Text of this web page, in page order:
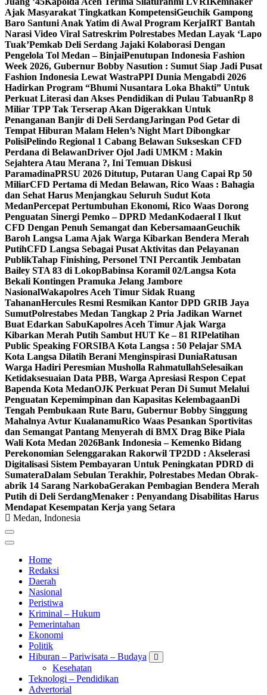
Ajak Masyarakat Tingkatkan KompetensiGeuchik Gampong
Baro Santuni Anak Yatim di Awal Program KerjaIRT Bantah
Narasi Video Viral Satreskrim Polrestabes Medan Layak ‘Lapo
Tuak’Pemkab Deli Serdang Jajaki Kolaborasi Dengan
Pengelola Tol Medan – BinjaiPenutupan Indonesia Fashion
Week 2026, Gubernur Bobby Nasution : Sumut Siap Jadi Pusat
Fashion Indonesia Lewat WastraPPI Dunia Mengabdi 2026
Hadirkan Program “Bhumi Nusantara Loka Bhakti” Untuk
Perkuat Literasi dan Akses Pendidikan di Pulau TabuanRp 8
Miliar TPP Tak Terserap Akan Digerakkan Untuk
Penanganan Banjir di Deli SerdangJaringan Pod Getar di
Tempat Hiburan Malam Helen’s Night Mart Dibongkar
PolisiPelindo Regional 1 Cabang Belawan Sukseskan CFD
Perdana di BelawanDriver Ojol Jadi UMKM : Makin
Sejahtera Atau Merana ?, Ini Temuan Diskusi
ParamadinaPRSU 2026 Ditutup, Putaran Uang Capai Rp 50
MiliarCFD Pertama di Medan Belawan, Rico Waas : Bahagia
dan Sehat Harus Menjangkau Seluruh Sudut Kota
MedanPercepat Pertumbuhan Ekonomi, Rico Waas Dorong
Penguatan Sinergi Pemko – DPRD MedanKodaeral I Ikut
CFD Dengan Penuh Semangat dan KebersamaanGeuchik
Baroh Langsa Lama Ajak Warga Kibarkan Bendera Merah
PutihCFD Langsa Sebagai Pusat Aktivitas dan Pelayanan
PublikTahap Finishing, Personel TNI Percantik Jembatan
Bailey STA 83 di LokopBabinsa Koramil 02/Langsa Kota
Bekali Kontingen Pramuka Jelang Jambore
NasionalWakapolres Aceh Timur Sidak Ruang
TahananHercules Resmi Resmikan Kantor DPD GRIB Jaya
SumutPolrestabes Medan Tangkap 2 Pria Jadikan Warnet
Buat Edarkan SabuKapolres Aceh Timur Ajak Warga
Kibarkan Merah Putih Sambut HUT Ke – 81 RIPelatihan
Public Speaking FORSIBA Kota Langsa : 50 Pelajar SMA
Kota Langsa Dilatih Berani Menginspirasi DuniaRatusan
Warga Hadiri Peresmian Musholla RahmatullahSelesaikan
Ketidaksesuaian Data PBB, Warga Apresiasi Respon Cepat
Bapenda Kota MedanOJK Perkuat Peran Di Sumut Melalui
Penguatan Kepemimpinan dan Kapasitas KelembagaanDi
Tengah Pembukaan Rute Baru, Gubernur Bobby Singgung
Mahalnya Avtur KualanamuRico Waas Pesankan Sportivitas
dan Semangat Pantang Menyerah di BMX Drag Bike Piala
Wali Kota Medan 2026Bank Indonesia – Kemenko Bidang
Perekonomian Selenggarakan Rakorwil TP2DD : Akselerasi
Digitalisasi Sistem Pembayaran Untuk Peningkatan PDRD di
SumateraDalam Sebulan Terakhir, Polrestabes Medan Obrak-
abrik 14 Sarang NarkobaGerakan Pembagian Bendera Merah
Putih di Deli SerdangMenaker : Penyandang Disabilitas Harus
Mendapat Kesempatan Kerja yang Setara
Medan, Indonesia
Home
Redaksi
Daerah
Nasional
Peristiwa
Kriminal – Hukum
Pemerintahan
Ekonomi
Politik
Hiburan – Pariwisata – Budaya
Kesehatan
Teknologi – Pendidikan
Advertorial